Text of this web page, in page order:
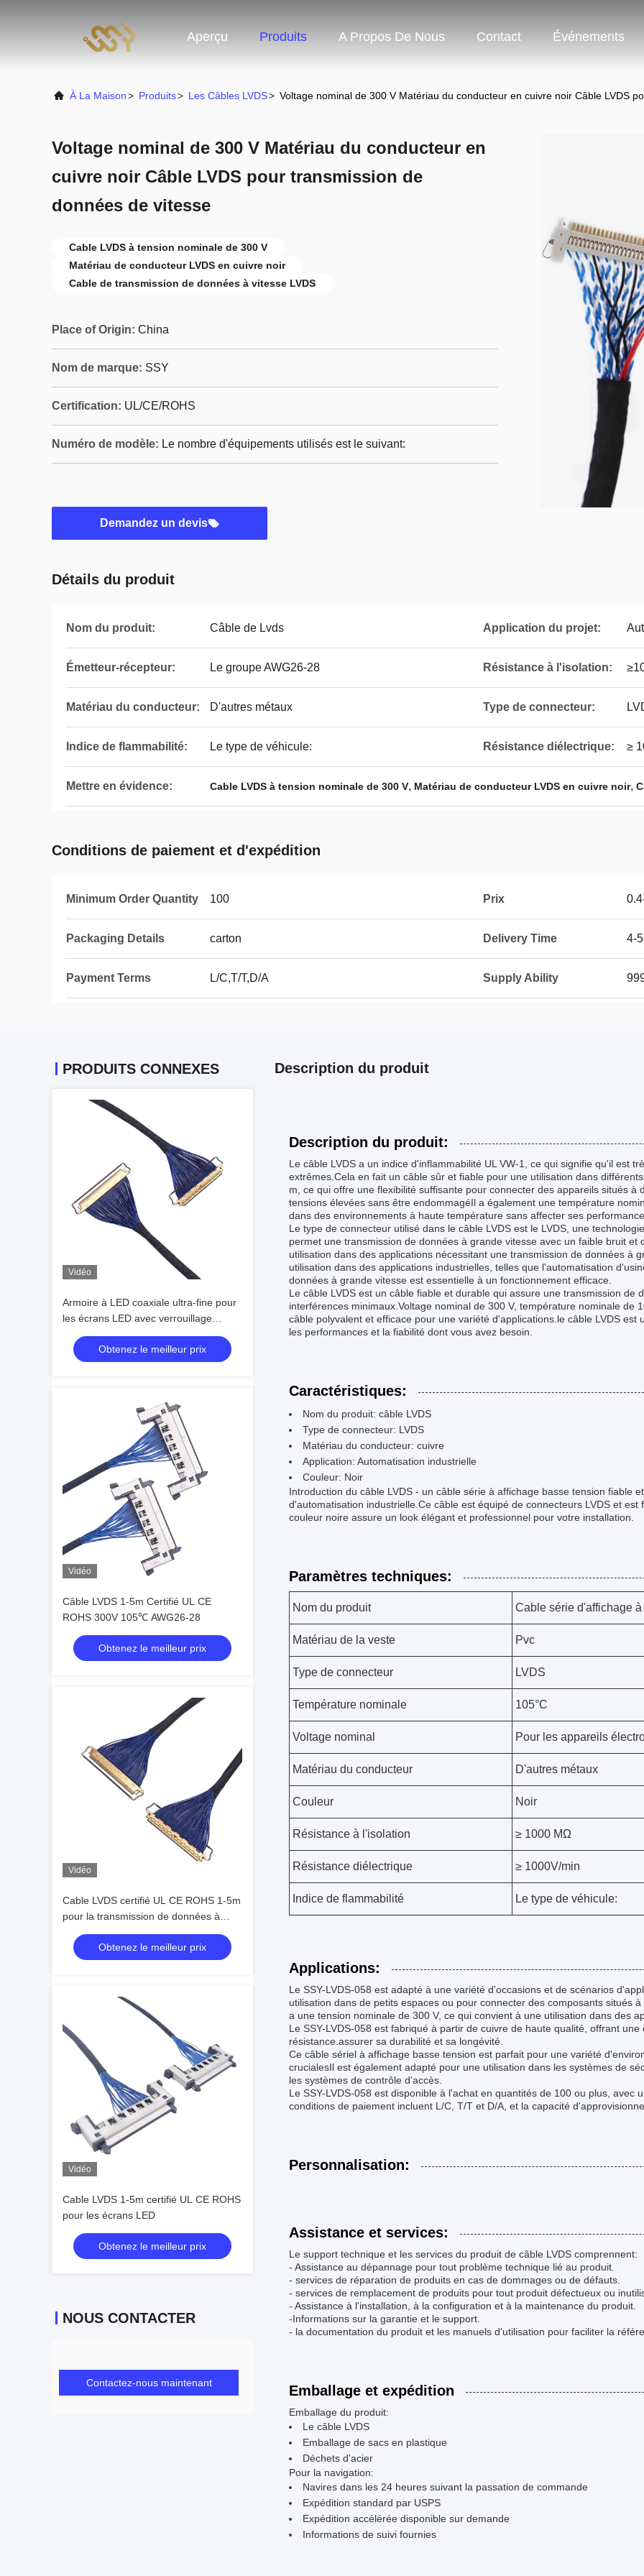
Aperçu Produits A Propos De Nous Contact Événements
À La Maison> Produits> Les Câbles LVDS> Voltage nominal de 300 V Matériau du conducteur en cuivre noir Câble LVDS
Voltage nominal de 300 V Matériau du conducteur en
cuivre noir Câble LVDS pour transmission de
données de vitesse
Cable LVDS à tension nominale de 300 V
Matériau de conducteur LVDS en cuivre noir
Cable de transmission de données à vitesse LVDS
Place of Origin: China
Nom de marque: SSY
Certification: UL/CE/ROHS
Numéro de modèle: Le nombre d'équipements utilisés est le suivant:
Demandez un devis
Détails du produit
Nom du produit: Câble de Lvds Application du projet:
Émetteur-récepteur: Le groupe AWG26-28 Résistance à l'isolation:
Matériau du conducteur: D'autres métaux Type de connecteur:
Indice de flammabilité: Le type de véhicule: Résistance diélectrique: ≥
Mettre en évidence: Cable LVDS à tension nominale de 300 V, Matériau de conducteur LVDS en cuivre noir,
Conditions de paiement et d'expédition
Minimum Order Quantity 100 Prix
Packaging Details carton Delivery Time 4-
Payment Terms L/C,T/T,D/A Supply Ability
PRODUITS CONNEXES
Vidéo
Armoire à LED coaxiale ultra-fine pour
les écrans LED avec verrouillage
plaqué argenté, fabricants de harnais
de fil fiablesObtenez le meilleur prix
Vidéo
Câble LVDS 1-5m Certifié UL CE
ROHS 300V 105℃ AWG26-28
Obtenez le meilleur prix
Vidéo
Cable LVDS certifié UL CE ROHS 1-5m
pour la transmission de données à
grande vitesse
Obtenez le meilleur prix
Vidéo
Cable LVDS 1-5m certifié UL CE ROHS
pour les écrans LED
Obtenez le meilleur prix
NOUS CONTACTER
Contactez-nous maintenant
Description du produit
Description du produit:
Le câble LVDS a un indice d'inflammabilité UL VW-1, ce qui signifie qu'il est
extrêmes.Cela en fait un câble sûr et fiable pour une utilisation dans
m, ce qui offre une flexibilité suffisante pour connecter des appareils situés à
tensions élevées sans être endommagéIl a également une température
dans des environnements à haute température sans affecter ses
Le type de connecteur utilisé dans le câble LVDS est le LVDS, une
permet une transmission de données à grande vitesse avec un faible bruit
utilisation dans des applications nécessitant une transmission de données à
utilisation dans des applications industrielles, telles que l'automatisation
données à grande vitesse est essentielle à un fonctionnement efficace.
Le câble LVDS est un câble fiable et durable qui assure une transmission de
interférences minimaux.Voltage nominal de 300 V, température nominale de
câble polyvalent et efficace pour une variété d'applications.le câble LVDS
les performances et la fiabilité dont vous avez besoin.
Caractéristiques:
Nom du produit: câble LVDS
Type de connecteur: LVDS
Matériau du conducteur: cuivre
Application: Automatisation industrielle
Couleur: Noir
Introduction du câble LVDS - un câble série à affichage basse tension fiable
d'automatisation industrielle.Ce câble est équipé de connecteurs LVDS et
couleur noire assure un look élégant et professionnel pour votre installation.
Paramètres techniques:
Nom du produit Cable série d'affichage
Matériau de la veste Pvc
Type de connecteur LVDS
Température nominale 105°C
Voltage nominal Pour les appareils
Matériau du conducteur D'autres métaux
Couleur Noir
Résistance à l'isolation ≥ 1000 MΩ
Résistance diélectrique ≥ 1000V/min
Indice de flammabilité Le type de véhicule:
Applications:
Le SSY-LVDS-058 est adapté à une variété d'occasions et de scénarios
utilisation dans de petits espaces ou pour connecter des composants situés
a une tension nominale de 300 V, ce qui convient à une utilisation dans des
Le SSY-LVDS-058 est fabriqué à partir de cuivre de haute qualité, offrant
résistance.assurer sa durabilité et sa longévité.
Ce câble sériel à affichage basse tension est parfait pour une variété
crucialesIl est également adapté pour une utilisation dans les systèmes de
les systèmes de contrôle d'accès.
Le SSY-LVDS-058 est disponible à l'achat en quantités de 100 ou plus, avec
conditions de paiement incluent L/C, T/T et D/A, et la capacité
Personnalisation:
Assistance et services:
Le support technique et les services du produit de câble LVDS comprennent:
- Assistance au dépannage pour tout problème technique lié au produit.
- services de réparation de produits en cas de dommages ou de défauts.
- services de remplacement de produits pour tout produit défectueux ou
- Assistance à l'installation, à la configuration et à la maintenance du produit.
-Informations sur la garantie et le support.
- la documentation du produit et les manuels d'utilisation pour faciliter la
Emballage et expédition
Emballage du produit:
Le câble LVDS
Emballage de sacs en plastique
Déchets d'acier
Pour la navigation:
Navires dans les 24 heures suivant la passation de commande
Expédition standard par USPS
Expédition accélérée disponible sur demande
Informations de suivi fournies